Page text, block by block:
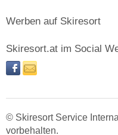
Werben auf Skiresort
Skiresort.at im Social
facebooknewsletter
© Skiresort Service
vorbehalten.